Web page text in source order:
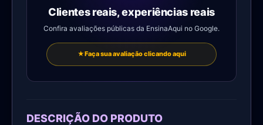
Clientes reais, experiências reais
Confira avaliações públicas da EnsinaAqui no Google.
★Faça sua avaliação clicando aqui
DESCRIÇÃO DO PRODUTO